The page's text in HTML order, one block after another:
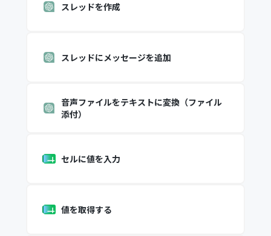
スレッドを作成
スレッドにメッセージを追加
音声ファイルをテキストに変換（ファイル
添付）
セルに値を入力
値を取得する